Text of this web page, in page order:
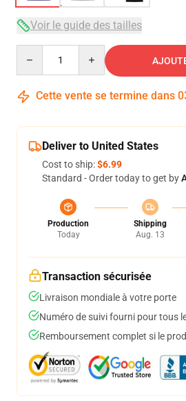
Voir le guide des tailles
Cette vente se termine dans
Deliver to United States
Cost to ship:$6.99
Standard - Order today to get by
Production
Today
Shipping
Aug. 13
Transaction sécurisée
Livraison mondiale à votre porte
Numéro de suivi fourni pour tous
Remboursement complet si le